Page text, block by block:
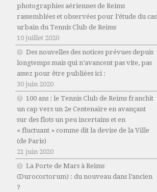
photographies aériennes de Reims
rassemblées et observées pour l’étude du cas
urbain du Tennis Club de Reims
10 juillet 2020
Des nouvelles des notices prévues depuis
longtemps mais qui n’avancent pas vite, pas
assez pour être publiées ici :
30 juin 2020
100 ans : le Tennis Club de Reims franchit
un cap vers un 2e Centenaire en avançant
sur des flots un peu incertains et en
« fluctuant » comme dit la devise de la Ville
(de Paris)
21 juin 2020
La Porte de Mars à Reims
(Durocortorum) : du nouveau dans l’ancien
?